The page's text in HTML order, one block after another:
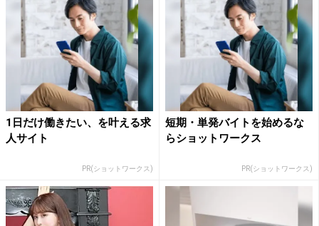
1日だけ働きたい、を叶える求
人サイト
PR(ショットワークス)
短期・単発バイトを始めるな
らショットワークス
PR(ショットワークス)